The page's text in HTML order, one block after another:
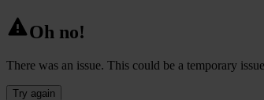
Oh no!
There was an issue. This could be a temporary
Try again